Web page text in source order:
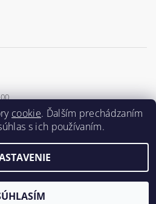
, všetky práva vyhradené
Shoptet
cookie. Ďalším prechádzaním
s ich používaním.